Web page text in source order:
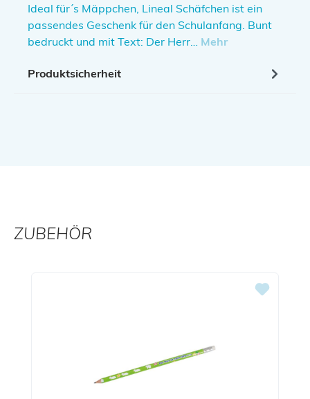
Ideal für´s Mäppchen, Lineal Schäfchen ist ein
passendes Geschenk für den Schulanfang. Bunt
bedruckt und mit Text: Der Herr… Mehr
Produktsicherheit
ZUBEHÖR